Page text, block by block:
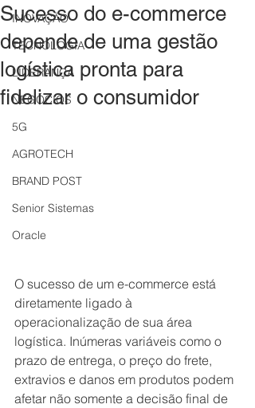
INOVAÇÃO
TECNOLOGIA
LIDERANÇA
NEGÓCIOS
5G
AGROTECH
BRAND POST
Senior Sistemas
Oracle
Sucesso do e-commerce
depende de uma gestão
logística pronta para
fidelizar o consumidor
O sucesso de um e-commerce está
diretamente ligado à
operacionalização de sua área
logística. Inúmeras variáveis como o
prazo de entrega, o preço do frete,
extravios e danos em produtos podem
afetar não somente a decisão final de